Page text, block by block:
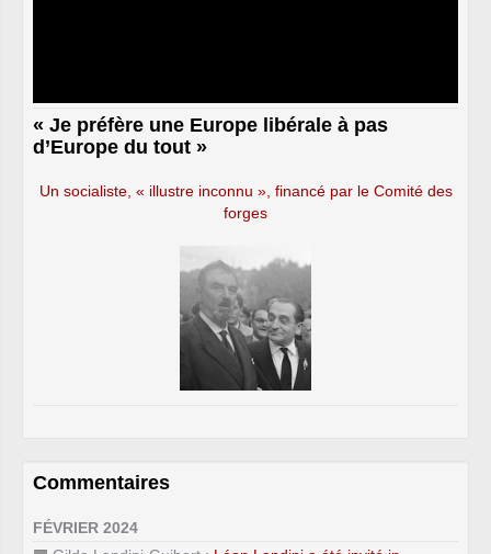
« Je préfère une Europe libérale à pas
d’Europe du tout »
Un socialiste, « illustre inconnu », financé par le Comité des
forges
Commentaires
FÉVRIER 2024